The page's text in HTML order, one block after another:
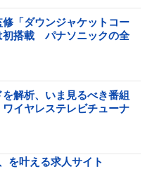
「ダウンジャケットコー
初搭載 パナソニックの全
解析、いま見るべき番組
イヤレステレビチューナ